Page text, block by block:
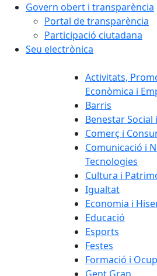
Govern obert i transparència
Portal de transparència
Participació ciutadana
Seu electrònica
Activitats,
Econòmica i
Barris
Benestar Social
Comerç i
Comunicació i
Tecnologies
Cultura i
Igualtat
Economia i
Educació
Esports
Festes
Formació i